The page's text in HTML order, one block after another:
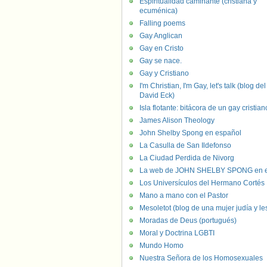
ecuménica)
Falling poems
Gay Anglican
Gay en Cristo
Gay se nace.
Gay y Cristiano
I'm Christian, I'm Gay, let's talk (blog del
David Eck)
Isla flotante: bitácora de un gay
James Alison Theology
John Shelby Spong en español
La Casulla de San Ildefonso
La Ciudad Perdida de Nivorg
La web de JOHN SHELBY SPONG en
Los Universículos del Hermano Cortés
Mano a mano con el Pastor
Mesoletot (blog de una mujer judía y
Moradas de Deus (portugués)
Moral y Doctrina LGBTI
Mundo Homo
Nuestra Señora de los Homosexuales